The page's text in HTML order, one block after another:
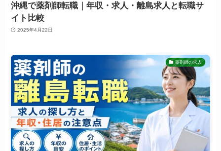
沖縄で薬剤師転職｜年収・求人・離島求人と転職サ
イト比較
2025年4月22日
薬剤師の求人